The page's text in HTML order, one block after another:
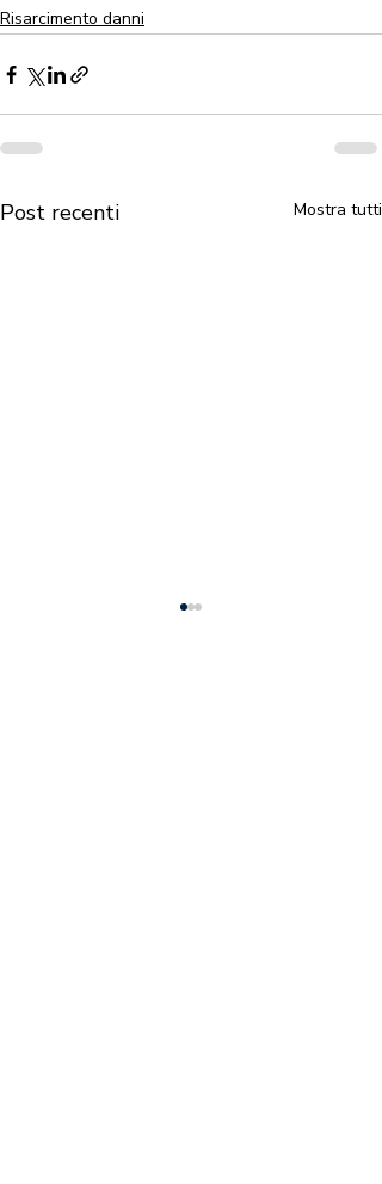
Risarcimento danni
Post recenti Mostra tutti